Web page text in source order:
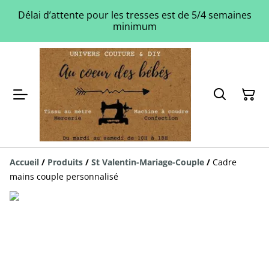
Délai d’attente pour les tresses est de 5/4 semaines
minimum
Accueil / Produits / St Valentin-Mariage-Couple / Cadre
mains couple personnalisé